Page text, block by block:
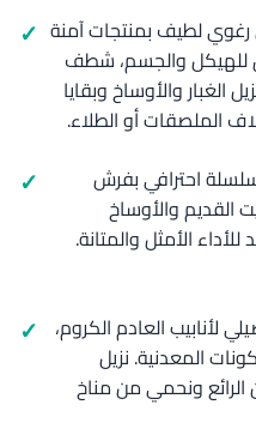
لطيف بمنتجات آمنة
للهيكل والجسم، شطف
والأوساخ وبقايا
الملصقات أو الطلاء.
احترافي بفرش
القديم والأوساخ
الأمثل والمتانة.
لأنابيب العادم الكروم،
المعدنية. نزيل
الرائع ونحمي من مناخ